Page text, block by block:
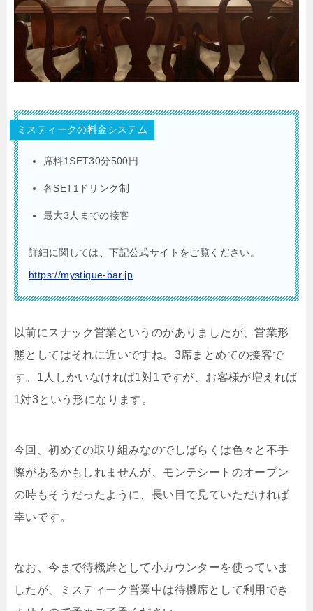
ミスティークの料金システム
席料1SET30分500円
各SET1ドリンク制
最大3人までの接客
詳細に関しては、下記公式サイトをご覧ください。
https://mystique-bar.jp
以前にスナック営業というのがありましたが、営業形
態としてはそれに近いですね。3席まとめての接客で
す。1人しかいなければ1対1ですが、お客様が増えれば
1対3という形になります。
今回、初めての取り組みなのでしばらくは色々と不手
際があるかもしれませんが、モンテシートのオープン
の時もそうだったように、長い目で見ていただければ
幸いです。
なお、今まで待機席として小カウンターを使っていま
したが、ミスティーク営業中は待機席として利用でき